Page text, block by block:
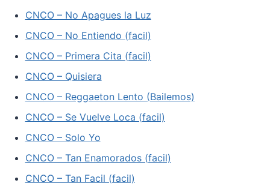
CNCO – No Apagues la Luz
CNCO – No Entiendo (facil)
CNCO – Primera Cita (facil)
CNCO – Quisiera
CNCO – Reggaeton Lento (Bailemos)
CNCO – Se Vuelve Loca (facil)
CNCO – Solo Yo
CNCO – Tan Enamorados (facil)
CNCO – Tan Facil (facil)